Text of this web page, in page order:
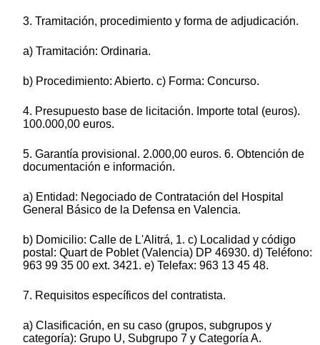
3. Tramitación, procedimiento y forma de adjudicación.
a) Tramitación: Ordinaria.
b) Procedimiento: Abierto. c) Forma: Concurso.
4. Presupuesto base de licitación. Importe total (euros).
100.000,00 euros.
5. Garantía provisional. 2.000,00 euros. 6. Obtención de
documentación e información.
a) Entidad: Negociado de Contratación del Hospital
General Básico de la Defensa en Valencia.
b) Domicilio: Calle de L'Alitrá, 1. c) Localidad y código
postal: Quart de Poblet (Valencia) DP 46930. d) Teléfono:
963 99 35 00 ext. 3421. e) Telefax: 963 13 45 48.
7. Requisitos específicos del contratista.
a) Clasificación, en su caso (grupos, subgrupos y
categoría): Grupo U, Subgrupo 7 y Categoría A.